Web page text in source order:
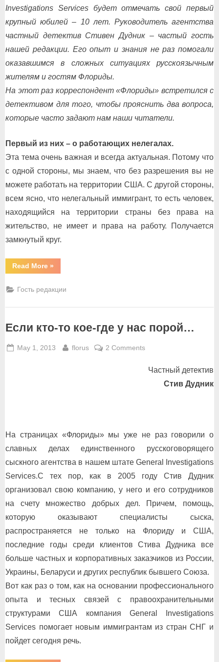
Investigations Services будет отмечать свой первый
крупный юбилей – 10 лет. Руководитель агентства
частный детектив Стивен Дудник – частый гость
нашей редакции. Его опыт и знания не раз помогали
оказавшимся в сложных ситуациях русскоязычным
жителям и гостям Флориды.
На этот раз корреспондент «Флориды» встретился с
детективом для того, чтобы прояснить два вопроса,
которые часто задают нам наши читатели.
Первый из них – о работающих нелегалах.
Эта тема очень важная и всегда актуальная. Потому что
с одной стороны, мы знаем, что без разрешения вы не
можете работать на территории США. С другой стороны,
всем ясно, что нелегальный иммигрант, то есть человек,
находящийся на территории страны без права на
жительство, не имеет и права на работу. Получается
замкнутый круг.
Read More“Нелегалы
не
»
Гость редакции
Если кто-то кое-где у нас порой…
Posted
May 1, 2013 By
florus 2 Commentson
кто-
порой…
Частный детектив
Стив Дудник
На страницах «Флориды» мы уже не раз говорили о
славных делах единственного русскоговорящего
сыскного агентства в нашем штате General Investigations
Services.С тех пор, как в 2005 году Стив Дудник
организовал свою компанию, у него и его сотрудников
на счету множество добрых дел. Причем, помощь,
которую оказывают специалисты сыска,
распространяется не только на Флориду и США,
последние годы среди клиентов Стива Дудника все
больше частных и корпоративных заказчиков из России,
Украины, Беларуси и других республик бывшего Союза.
Вот как раз о том, как на основании профессионального
опыта и тесных связей с правоохранительными
структурами США компания General Investigations
Services помогает новым иммигрантам из стран СНГ и
пойдет сегодня речь.